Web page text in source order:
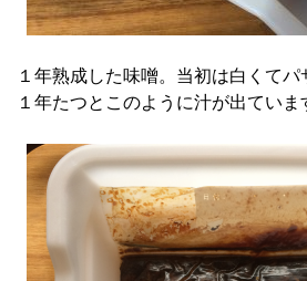
１年熟成した味噌。当初は白くてパ
１年たつとこのように汁が出ていま